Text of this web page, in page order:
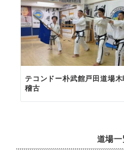
テコンドー朴武館戸田道場
稽古
道場一